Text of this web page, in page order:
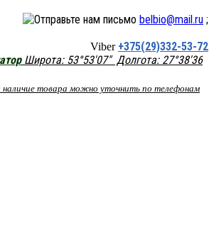
belbio@mail.ru ;
Viber +375(29)332-53-72
Широта: 53°53'07" Долгота: 27°38'36
наличие товара можно уточнить по телефонам